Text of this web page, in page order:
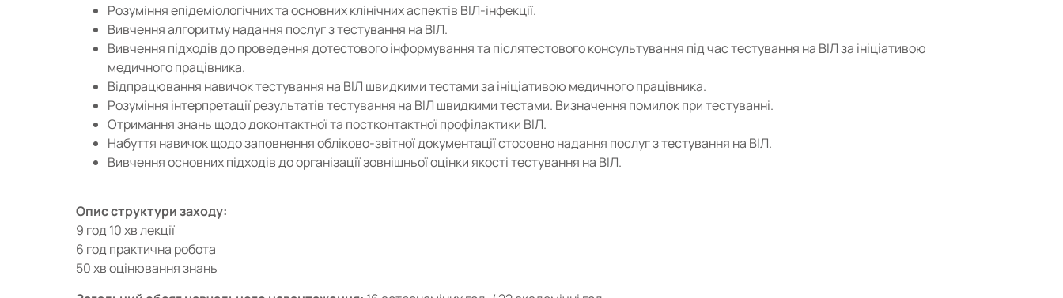
Розуміння епідеміологічних та основних клінічних аспектів ВІЛ-інфекції.
Вивчення алгоритму надання послуг з тестування на ВІЛ.
Вивчення підходів до проведення дотестового інформування та післятестового консультування під час тестування на ВІЛ за ініціативою
медичного працівника.
Відпрацювання навичок тестування на ВІЛ швидкими тестами за ініціативою медичного працівника.
Розуміння інтерпретації результатів тестування на ВІЛ швидкими тестами. Визначення помилок при тестуванні.
Отримання знань щодо доконтактної та постконтактної профілактики ВІЛ.
Набуття навичок щодо заповнення обліково-звітної документації стосовно надання послуг з тестування на ВІЛ.
Вивчення основних підходів до організації зовнішньої оцінки якості тестування на ВІЛ.
Опис структури заходу:
9 год 10 хв лекції
6 год практична робота
50 хв оцінювання знань